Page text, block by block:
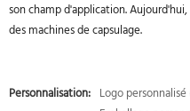
son champ d'application.
des machines de capsulage.
Personnalisation: Logo